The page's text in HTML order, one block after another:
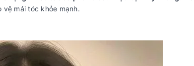
mái tóc khỏe mạnh.